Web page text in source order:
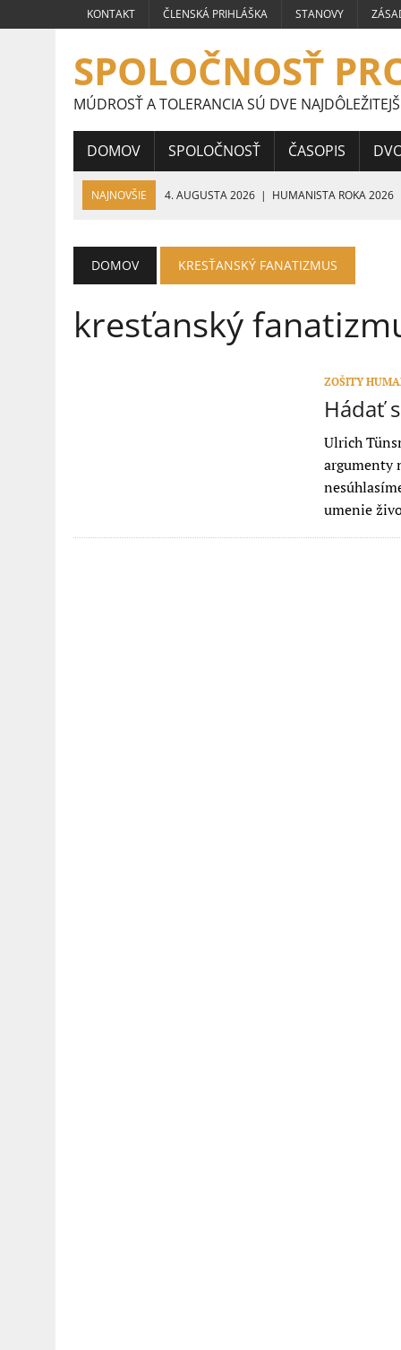
KONTAKT ČLENSKÁ PRIHLÁŠKA STANOVY
SPOLOČNOSŤ
MÚDROSŤ A TOLERANCIA SÚ DVE
DOMOV SPOLOČNOSŤ ČASOPIS
NAJNOVŠIE 4. AUGUSTA 2026 | HUMANISTA ROKA 2026
16. JÚLA 2026 | VÍŤAZNÉ PRÁCE ŠTUDENTOV STREDNÝCH
9. JÚLA 2026
VÍŤAZNÉ PRÁCE ŠTUDENTOV STREDNÝCH
VEĽVYSLANKYŇA HUMANIZMU 2026
DOMOV KRESŤANSKÝ FANATIZMUS
kresťanský
ZOŠITY
Hádať
Ulrich
argumenty
umenie